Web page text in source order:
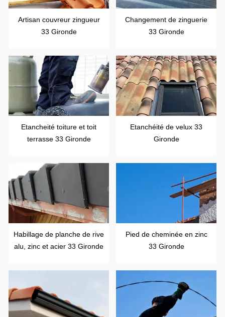
Artisan couvreur zingueur
33 Gironde
Changement de zinguerie
33 Gironde
Etancheité toiture et toit
terrasse 33 Gironde
Etanchéité de velux 33
Gironde
Habillage de planche de rive
alu, zinc et acier 33 Gironde
Pied de cheminée en zinc
33 Gironde